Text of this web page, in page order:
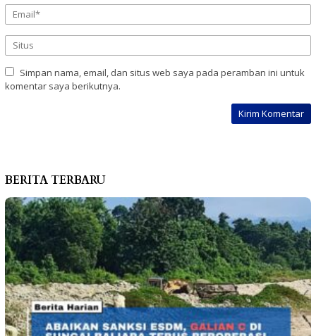
Simpan nama, email, dan situs web saya pada peramban ini untuk
komentar saya berikutnya.
BERITA TERBARU